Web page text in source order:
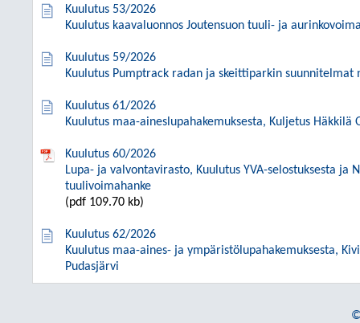
Kuulutus 53/2026
Kuulutus kaavaluonnos Joutensuon tuuli- ja
Kuulutus 59/2026
Kuulutus Pumptrack radan ja skeittiparkin suunnitelmat
Kuulutus 61/2026
Kuulutus maa-aineslupahakemuksesta, Kuljetus Häkkilä
Kuulutus 60/2026
Lupa- ja valvontavirasto, Kuulutus YVA-selostuksesta ja
tuulivoimahanke
(pdf 109.70 kb)
Kuulutus 62/2026
Kuulutus maa-aines- ja ympäristölupahakemuksesta,
Pudasjärvi